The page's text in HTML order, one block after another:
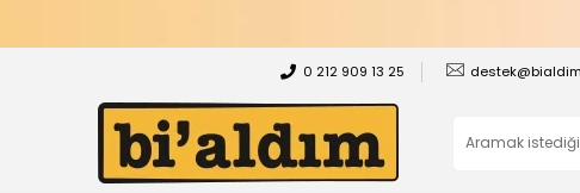
0 212 909 13 25